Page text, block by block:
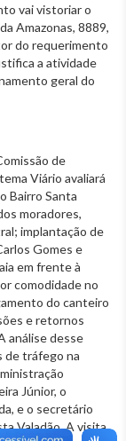
vai vistoriar o
Amazonas, 8889,
do requerimento
a atividade
geral do
de
Viário avaliará
Bairro Santa
moradores,
implantação de
Gomes e
em frente à
comodidade no
do canteiro
e retornos
análise desse
de tráfego na
Júnior, o
e o secretário
Valadão. A visita